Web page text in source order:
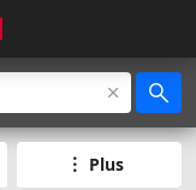
Plus